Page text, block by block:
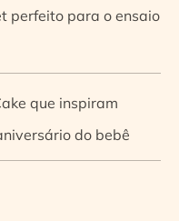
perfeito para o ensaio
que inspiram
do bebê